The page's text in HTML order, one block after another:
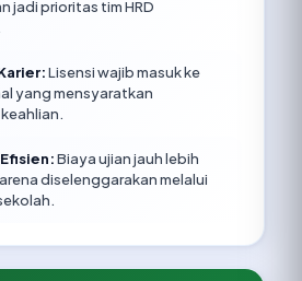
jadi prioritas tim HRD
Lisensi wajib masuk ke
yang mensyaratkan
Biaya ujian jauh lebih
diselenggarakan melalui